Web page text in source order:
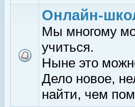
Онлайн-
Мы многому
учиться.
Ныне это
Дело новое,
найти, чем